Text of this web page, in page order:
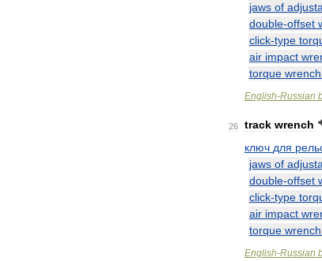
jaws of
double-offset
click-type
air impact
torque wrench
English-Russian
26 track wrench
ключ для
jaws of
double-offset
click-type
air impact
torque wrench
English-Russian